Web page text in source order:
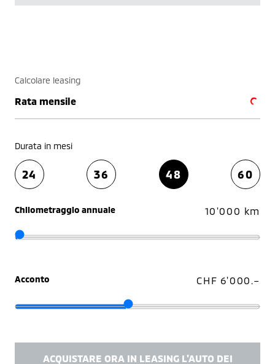
Calcolare leasing
Rata mensile
Durata in mesi
24 36 48 60
Chilometraggio annuale 10'000 km
Acconto CHF 6'000.–
ACQUISTARE ORA IN LEASING L'AUTO DEI